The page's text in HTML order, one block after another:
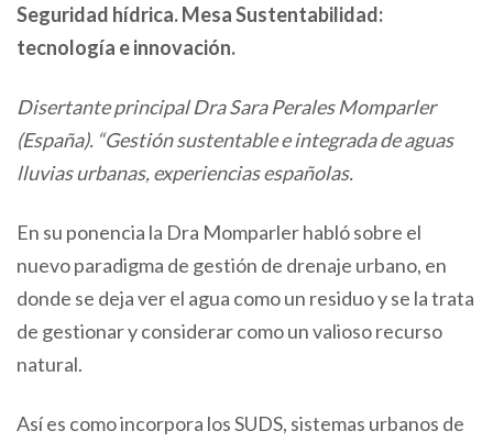
Seguridad hídrica. Mesa Sustentabilidad:
tecnología e innovación.
Disertante principal Dra Sara Perales Momparler
(España). “Gestión sustentable e integrada de aguas
lluvias urbanas, experiencias españolas.
En su ponencia la Dra Momparler habló sobre el
nuevo paradigma de gestión de drenaje urbano, en
donde se deja ver el agua como un residuo y se la trata
de gestionar y considerar como un valioso recurso
natural.
Así es como incorpora los SUDS, sistemas urbanos de